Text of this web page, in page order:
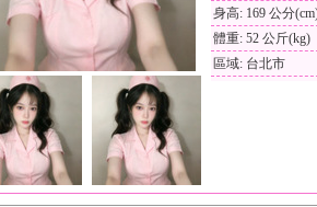
身高: 169 公分
體重: 52 公斤(kg)
區域: 台北市